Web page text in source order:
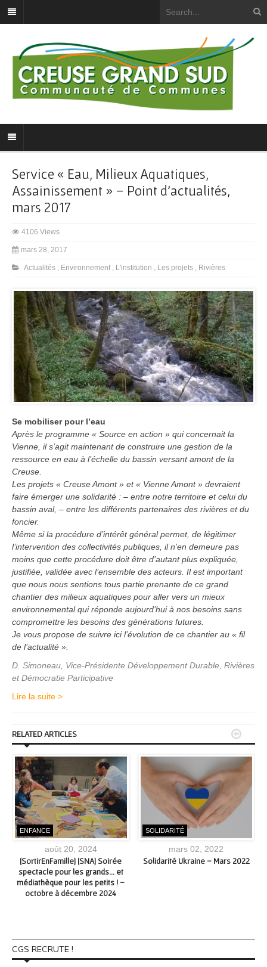
Service « Eau, Milieux Aquatiques,
Assainissement » – Point d’actualités,
mars 2017
4106 Views
mars 28, 2017
Actualités , Environnement , L'institution , Les projets , Rivières
Se mobiliser pour l’eau
Après le programme « Source en action » qui concernait la
Vienne, il s’agit maintenant de construire une gestion de la
ressource en eau à l’échelle du bassin versant amont de la
Creuse.
Les projets « Creuse Amont » et « Vienne Amont » devraient
faire émerger une solidarité : – entre notre territoire et celui du
bassin aval, – entre les différents partenaires des rivières et du
foncier.
Même si la procédure d’intérêt général permet, de légitimer
l’intervention des collectivités publiques, il n’en demeure pas
moins que cette procédure doit être d’autant plus expliquée,
justifiée, validée avec l’ensemble des acteurs. Il est important
que nous nous sentions tous partie prenante de ce grand
chantier des milieux aquatiques pour aller vers un mieux
environnemental qui réponde aujourd’hui à nos besoins sans
compromettre les besoins des générations futures.
Je vous propose de suivre ici l’évolution de ce chantier au « fil
de l’actualité ».
D. Simoneau, Vice-Présidente Développement Durable, Rivières
et Démocratie Participative
Lire la suite >
RELATED ARTICLES
ENFANCE
août 20, 2024
[SortirEnFamille] [SNA] Soirée
spectacle pour les grands… et
médiathèque pour les petits ! –
octobre à décembre 2024
SOLIDARITÉ
mars 02, 2022
Solidarité Ukraine – Mars 2022

CGS RECRUTE !